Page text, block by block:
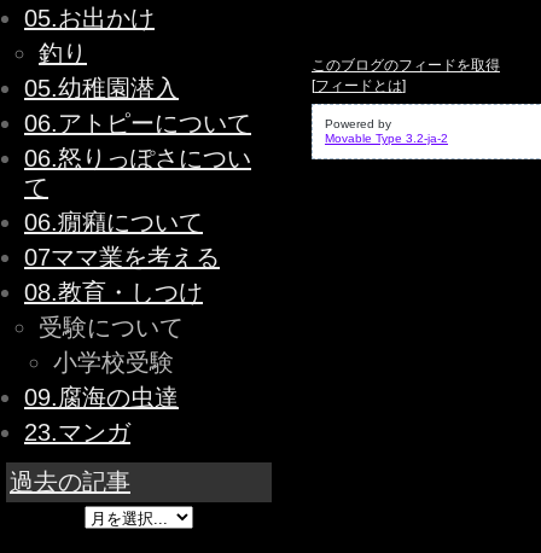
05.お出かけ
釣り
05.幼稚園潜入
06.アトピーについて
06.怒りっぽさについ
て
06.癇癪について
07ママ業を考える
08.教育・しつけ
受験について
小学校受験
09.腐海の虫達
23.マンガ
過去の記事
このブログのフィードを取得
[フィードとは]
Powered by
Movable Type 3.2-ja-2